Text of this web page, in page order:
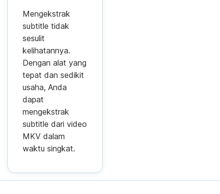
Mengekstrak
subtitle tidak
sesulit
kelihatannya.
Dengan alat yang
tepat dan sedikit
usaha, Anda
dapat
mengekstrak
subtitle dari video
MKV dalam
waktu singkat.